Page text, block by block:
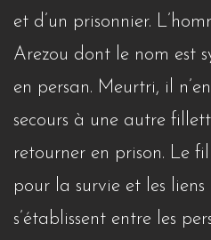
et d’un prisonnier.
Arezou dont le nom est
en persan. Meurtri, il
secours à une autre
retourner en prison. Le
pour la survie et les
s’établissent entre les